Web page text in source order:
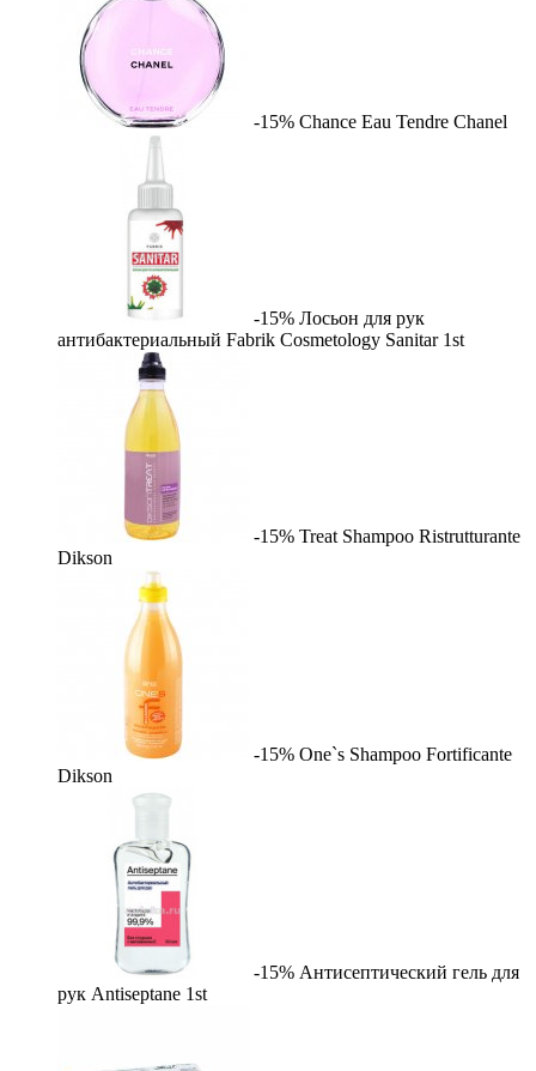
-15% Chance Eau Tendre Chanel
-15% Лосьон для рук
антибактериальный Fabrik Cosmetology Sanitar 1st
-15% Treat Shampoo Ristrutturante
Dikson
-15% One`s Shampoo Fortificante
Dikson
-15% Антисептический гель для
рук Antiseptane 1st